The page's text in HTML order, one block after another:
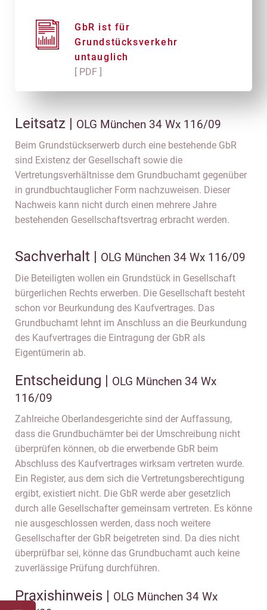
GbR ist für
Grundstücksverkehr
untauglich
[ PDF ]
Leitsatz | OLG München 34 Wx 116/09
Beim Grundstückserwerb durch eine bestehende GbR
sind Existenz der Gesellschaft sowie die
Vertretungsverhältnisse dem Grundbuchamt gegenüber
in grundbuchtauglicher Form nachzuweisen. Dieser
Nachweis kann nicht durch einen mehrere Jahre
bestehenden Gesellschaftsvertrag erbracht werden.
Sachverhalt | OLG München 34 Wx 116/09
Die Beteiligten wollen ein Grundstück in Gesellschaft
bürgerlichen Rechts erwerben. Die Gesellschaft besteht
schon vor Beurkundung des Kaufvertrages. Das
Grundbuchamt lehnt im Anschluss an die Beurkundung
des Kaufvertrages die Eintragung der GbR als
Eigentümerin ab.
Entscheidung | OLG München 34 Wx
116/09
Zahlreiche Oberlandesgerichte sind der Auffassung,
dass die Grundbuchämter bei der Umschreibung nicht
überprüfen können, ob die erwerbende GbR beim
Abschluss des Kaufvertrages wirksam vertreten wurde.
Ein Register, aus dem sich die Vertretungsberechtigung
ergibt, existiert nicht. Die GbR werde aber gesetzlich
durch alle Gesellschafter gemeinsam vertreten. Es könne
nie ausgeschlossen werden, dass noch weitere
Gesellschafter der GbR beigetreten sind. Da dies nicht
überprüfbar sei, könne das Grundbuchamt auch keine
zuverlässige Prüfung durchführen.
Praxishinweis | OLG München 34 Wx